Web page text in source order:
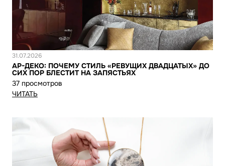
Новость
31.07.2026
АР-ДЕКО: ПОЧЕМУ СТИЛЬ «РЕВУЩИХ ДВАДЦАТЫХ» ДО
СИХ ПОР БЛЕСТИТ НА ЗАПЯСТЬЯХ
37 просмотров
ЧИТАТЬ